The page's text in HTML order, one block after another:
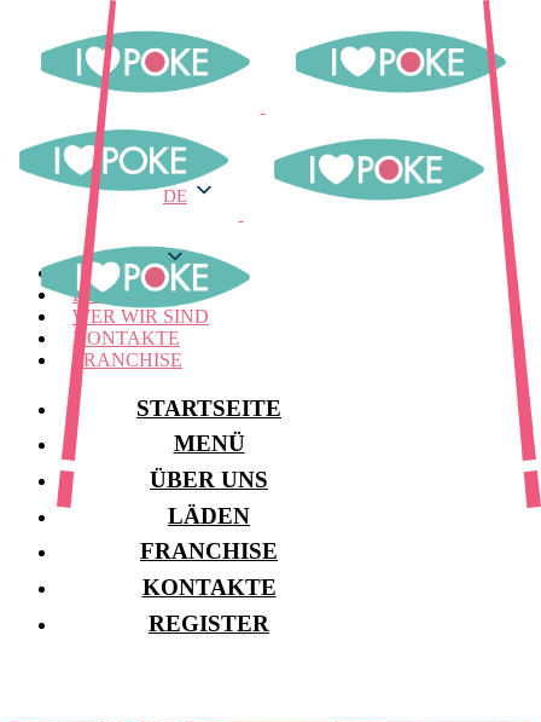
DE
MENÜ
LAGER
WER WIR SIND
KONTAKTE
FRANCHISE
STARTSEITE
MENÜ
ÜBER UNS
LÄDEN
FRANCHISE
KONTAKTE
REGISTER